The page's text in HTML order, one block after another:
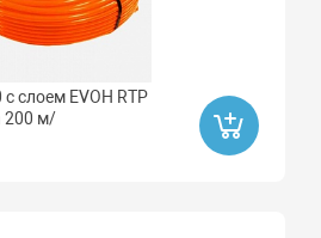
слоем EVOH RTP
200 м/